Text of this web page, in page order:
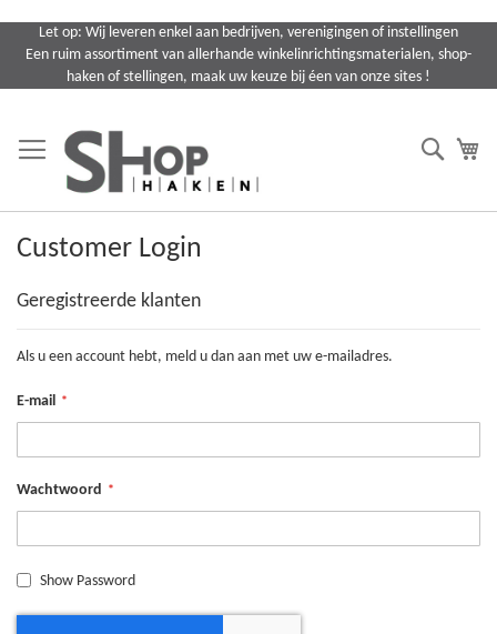
naar
Let op: Wij leveren enkel aan bedrijven, verenigingen of instellingen
Een ruim assortiment van allerhande winkelinrichtingsmaterialen, shop-
haken of stellingen, maak uw keuze bij éen van onze sites !
Search
Customer Login
Geregistreerde klanten
Als u een account hebt, meld u dan aan met uw e-mailadres.
E-mail
Wachtwoord
Show Password